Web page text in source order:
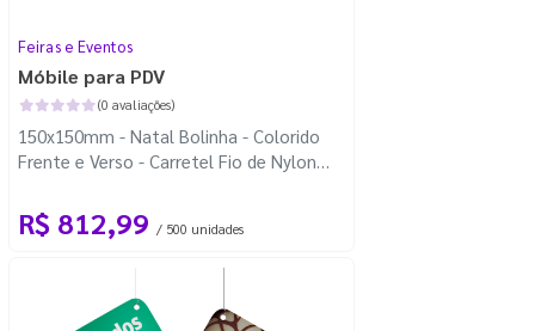
Feiras e Eventos
Móbile para PDV
(0 avaliações)
150x150mm - Natal Bolinha - Colorido
Frente e Verso - Carretel Fio de Nylon
R$ 812,99 / 500 unidades